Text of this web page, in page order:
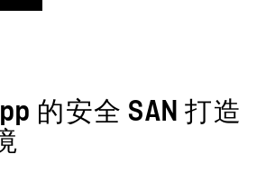
的安全 SAN 打造